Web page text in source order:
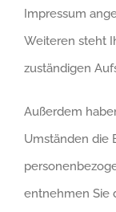
Impressum
Weiteren steht
zuständigen
Außerdem
Umständen die
entnehmen Sie